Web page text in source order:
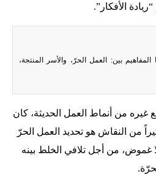
الأفكار”.
المفاهيم بين: العمل الحرّ، والأسر المنتجة،
غيره من أنماط العمل الحديثة، كان
من النقاش هو تحديد العمل الحرّ
غموض، من أجل تلافي الخلط بينه